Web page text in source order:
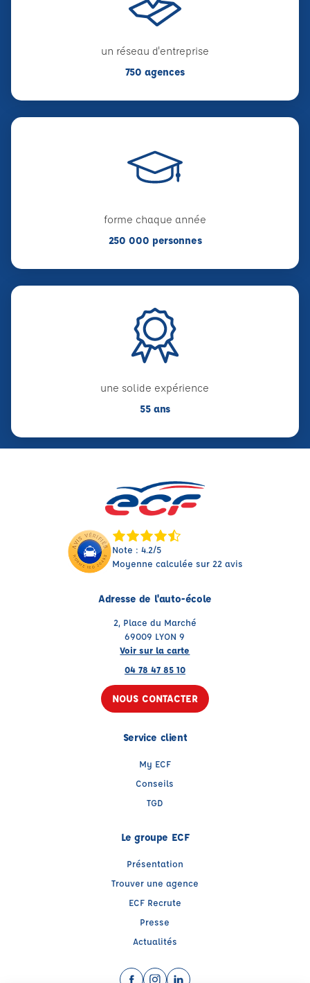
un réseau d'entreprise
750 agences
forme chaque année
250 000 personnes
une solide expérience
55 ans
Note : 4.2/5
Moyenne calculée sur 22 avis
Adresse de l'auto-école
2, Place du Marché
69009 LYON 9
Voir sur la carte
04 78 47 85 10
NOUS CONTACTER
Service client
My ECF
Conseils
TGD
Le groupe ECF
Présentation
Trouver une agence
ECF Recrute
Presse
Actualités